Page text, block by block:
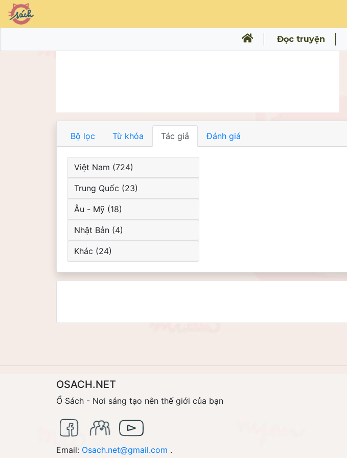
Đọc truyện
Bộ lọc Từ khóa Tác giả Đánh giá
Việt Nam (724)
Trung Quốc (23)
Âu - Mỹ (18)
Nhật Bản (4)
Khác (24)
OSACH.NET
Ổ Sách - Nơi sáng tạo nên thế giới của bạn
Email: Osach.net@gmail.com .